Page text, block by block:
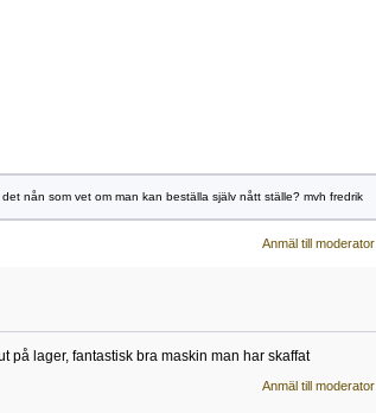
nån som vet om man kan beställa själv nått ställe? mvh fredrik
Anmäl till moderator
på lager, fantastisk bra maskin man har skaffat
Anmäl till moderator